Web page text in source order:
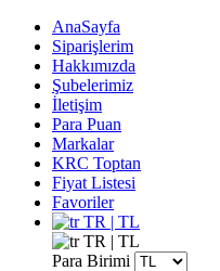
AnaSayfa
Siparişlerim
Hakkımızda
Şubelerimiz
İletişim
Para Puan
Markalar
KRC Toptan
Fiyat Listesi
Favoriler
TR | TL
TR | TL
Para Birimi